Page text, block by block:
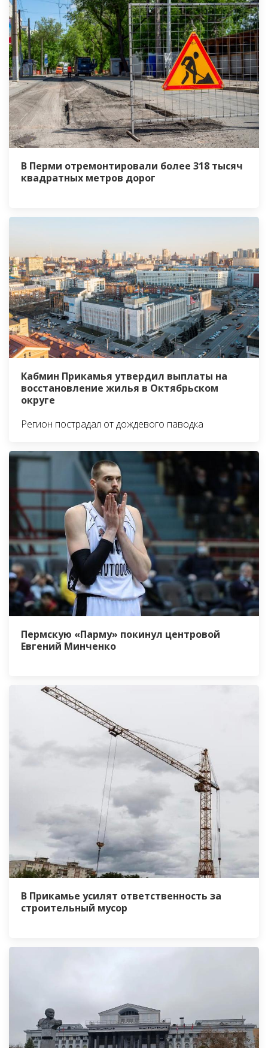
В Перми отремонтировали более 318 тысяч
квадратных метров дорог
Кабмин Прикамья утвердил выплаты на
восстановление жилья в Октябрьском
округе
Регион пострадал от дождевого паводка
Пермскую «Парму» покинул центровой
Евгений Минченко
В Прикамье усилят ответственность за
строительный мусор